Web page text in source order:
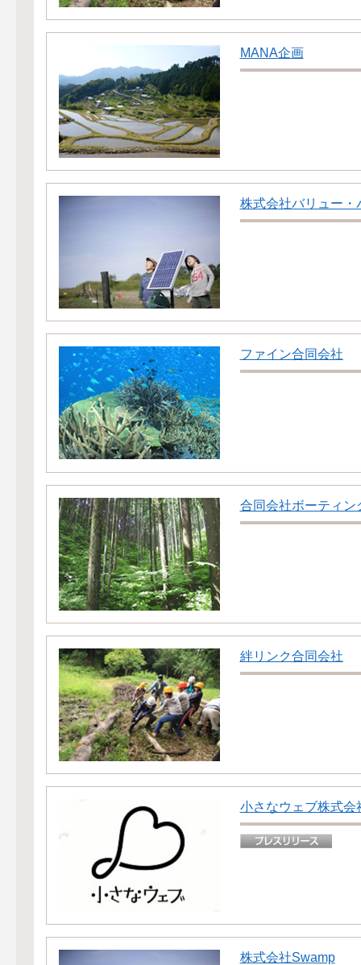
MANA企画
株式会社バリュー・
ファイン合同会社
合同会社ボーティン
絆リンク合同会社
小さなウェブ株式会
株式会社Swamp